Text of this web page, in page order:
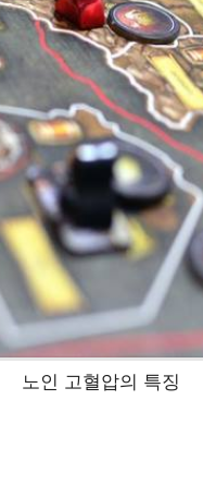
노인 고혈압의 특징